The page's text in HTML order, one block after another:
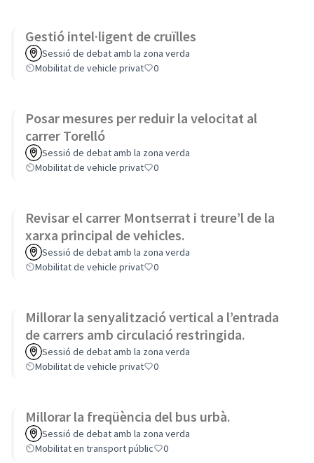
Gestió intel·ligent de cruïlles
Sessió de debat amb la zona verda
Mobilitat de vehicle privat
0
Posar mesures per reduir la velocitat al
carrer Torelló
Sessió de debat amb la zona verda
Mobilitat de vehicle privat
0
Revisar el carrer Montserrat i treure’l de la
xarxa principal de vehicles.
Sessió de debat amb la zona verda
Mobilitat de vehicle privat
0
Millorar la senyalització vertical a l’entrada
de carrers amb circulació restringida.
Sessió de debat amb la zona verda
Mobilitat de vehicle privat
0
Millorar la freqüència del bus urbà.
Sessió de debat amb la zona verda
Mobilitat en transport públic
0